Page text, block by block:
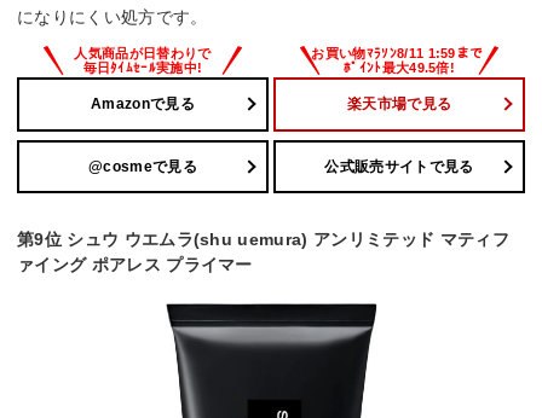
になりにくい処方です。
Amazonで見る 楽天市場で見る
@cosmeで見る 公式販売サイトで見る
第9位 シュウ ウエムラ(shu uemura) アンリミテッド マティフ
ァイング ポアレス プライマー